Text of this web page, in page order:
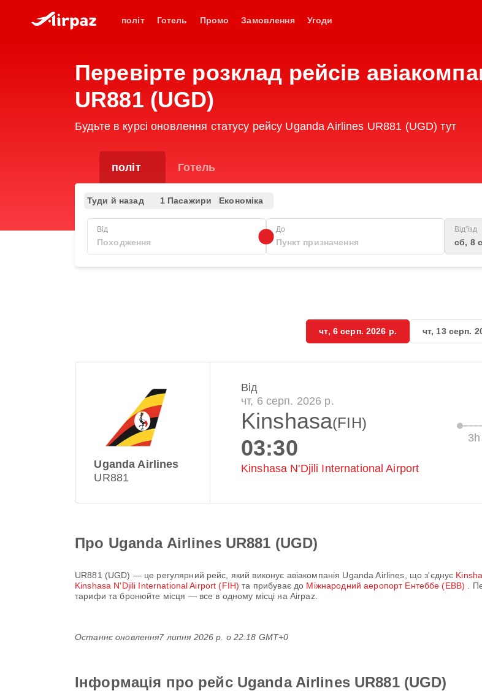
політ Готель Промо Замовлення Угоди
Перевірте розклад рейсів
UR881 (UGD)
Будьте в курсі оновлення статусу рейсу Uganda Airlines UR881 (UGD) тут
політ Готель
Туди й назад 1 Пасажири Економіка
Від До Від'їзд
сб, 8
чт, 6 серп. 2026 р. чт, 13 серп.
Uganda Airlines
UR881
Від
чт, 6 серп. 2026 р.
Kinshasa(FIH)
03:30
Kinshasa N'Djili International Airport
Про Uganda Airlines UR881 (UGD)
UR881 (UGD) — це регулярний рейс, який виконує авіакомпанія Uganda Airlines , що з'єднує
Kinshasa N'Djili International Airport (FIH)та прибуває до Міжнародний аеропорт Ентеббе (EBB)
.
тарифи та бронюйте місця — все в одному місці на Airpaz.
Останнє оновлення7 липня 2026 р. о 22:18 GMT+0
Інформація про рейс Uganda Airlines UR881 (UGD)